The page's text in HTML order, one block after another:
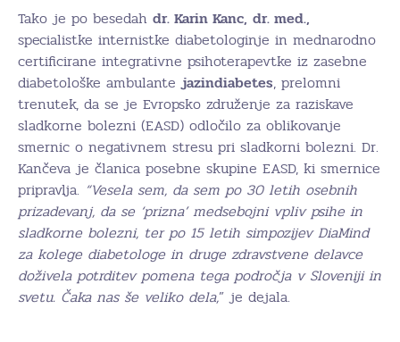
Tako je po besedah dr. Karin Kanc, dr. med.,
specialistke internistke diabetologinje in mednarodno
certificirane integrativne psihoterapevtke iz zasebne
diabetološke ambulantejazindiabetes, prelomni
trenutek, da se je Evropsko združenje za raziskave
sladkorne bolezni (EASD) odločilo za oblikovanje
smernic o negativnem stresu pri sladkorni bolezni. Dr.
Kančeva je članica posebne skupine EASD, ki smernice
pripravlja. “Vesela sem, da sem po 30 letih osebnih
prizadevanj, da se ‘prizna’ medsebojni vpliv psihe in
sladkorne bolezni, ter po 15 letih simpozijev DiaMind
za kolege diabetologe in druge zdravstvene delavce
doživela potrditev pomena tega področja v Sloveniji in
svetu. Čaka nas še veliko dela,” je dejala.